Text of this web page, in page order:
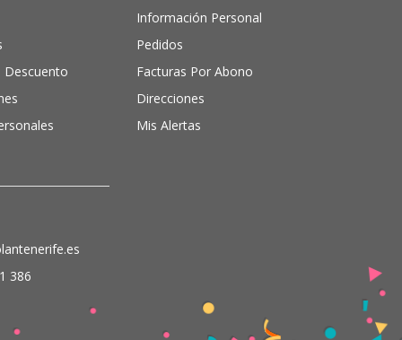
Descuento
386
Información Personal
Pedidos
Facturas Por Abono
Direcciones
Mis Alertas